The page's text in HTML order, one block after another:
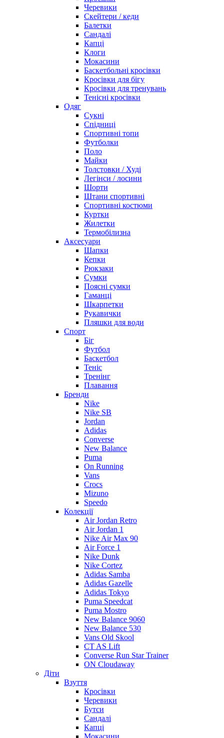
Черевики
Скейтери / кеди
Балетки
Сандалі
Капці
Клоги
Мокасини
Баскетбольні кросівки
Кросівки для бігу
Кросівки для тренувань
Тенісні кросівки
Одяг
Сукні
Спідниці
Спортивні топи
Футболки
Поло
Майки
Толстовки / Худі
Легінси / лосини
Шорти
Штани спортивні
Спортивні костюми
Куртки
Жилетки
Термобілизна
Аксесуари
Шапки
Кепки
Рюкзаки
Сумки
Поясні сумки
Гаманці
Шкарпетки
Рукавички
Пляшки для води
Спорт
Біг
Футбол
Баскетбол
Теніс
Тренінг
Плавання
Бренди
Nike
Nike SB
Jordan
Adidas
Converse
New Balance
Puma
On Running
Vans
Crocs
Mizuno
Speedo
Колекції
Air Jordan Retro
Air Jordan 1
Nike Air Max 90
Air Force 1
Nike Dunk
Nike Cortez
Adidas Samba
Adidas Gazelle
Adidas Tokyo
Puma Speedcat
Puma Mostro
New Balance 9060
New Balance 530
Vans Old Skool
CT AS Lift
Converse Run Star Trainer
ON Cloudaway
Діти
Взуття
Кросівки
Черевики
Бутси
Сандалі
Капці
Мокасини